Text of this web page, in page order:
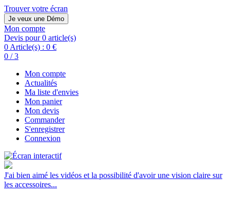
Trouver votre écran
Je veux une Démo
Mon compte
Devis pour 0 article(s)
0 Article(s) : 0 €
0 / 3
Mon compte
Actualités
Ma liste d'envies
Mon panier
Mon devis
Commander
S'enregistrer
Connexion
J'ai bien aimé les vidéos et la possibilité d'avoir une vision claire sur
les accessoires...